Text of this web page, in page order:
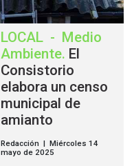
LOCAL - Medio
Ambiente. El
Consistorio
elabora un censo
municipal de
amianto
Redacción | Miércoles 14
mayo de 2025